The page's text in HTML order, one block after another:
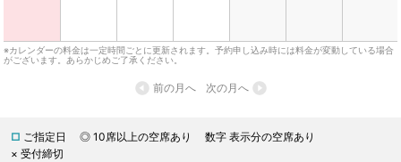
※カレンダーの料金は一定時間ごとに更新されます。予約申し込み時には料金が変動している場合
がございます。あらかじめご了承ください。
前の月へ 次の月へ
□ ご指定日 ◎ 10席以上の空席あり
数字 表示分の空席あり
× 受付締切